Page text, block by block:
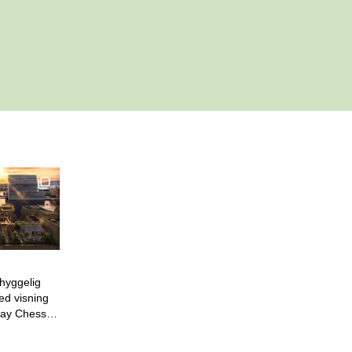
som vil synes dersom du følger lenken.
til et innlegg.
Denne posten har en bildekarusell som vil synes
visning